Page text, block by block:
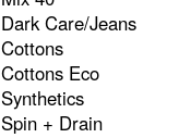
Dark Care/Jeans
Cottons
Cottons Eco
Synthetics
Spin + Drain